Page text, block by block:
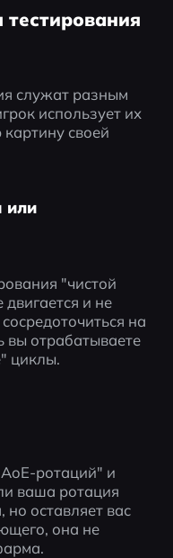
служат разным
использует их
своей
или
"чистой
и не
на
вы отрабатываете
циклы.
ротаций" и
ваша ротация
оставляет вас
она не